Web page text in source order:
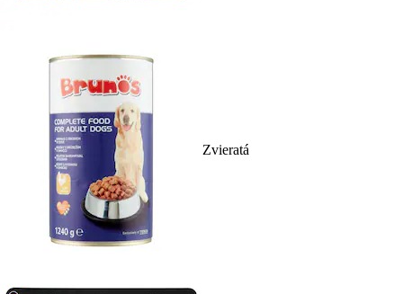
Zvieratá